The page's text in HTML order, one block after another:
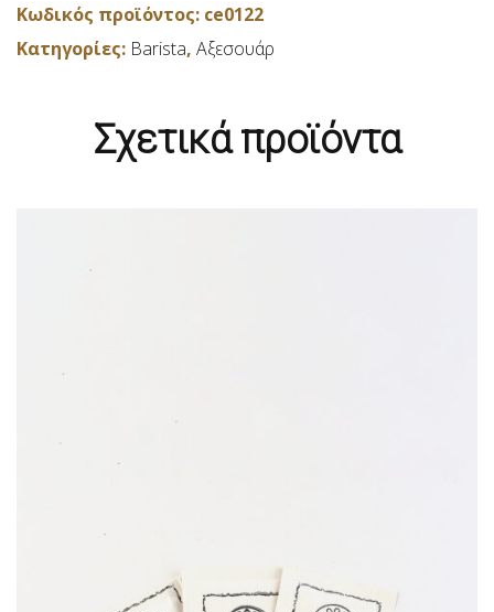
Κωδικός προϊόντος: ce0122
Κατηγορίες: Barista, Αξεσουάρ
Σχετικά προϊόντα